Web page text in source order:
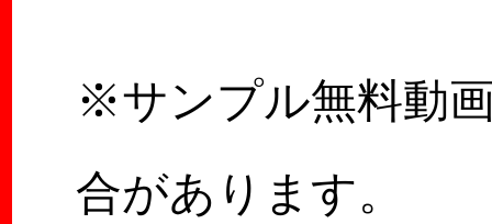
※サンプル無料動
合があります。